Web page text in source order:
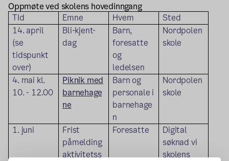
Oppmøte ved skolens hovedinngang
TId
Emne Hvem
Sted
14. april
(se
tidspunkt
over)
Bli-kjent-
dag
Barn,
foresatte
og
ledelsen
Nordpolen
skole
4. mai kl.
10. - 12.00
Piknik med
barnehage
ne
Barn og
personale i
barnehage
n
Nordpolen
skole
1. juni
Frist
påmelding
aktivitetss
Foresatte
Digital
søknad vi
skolens